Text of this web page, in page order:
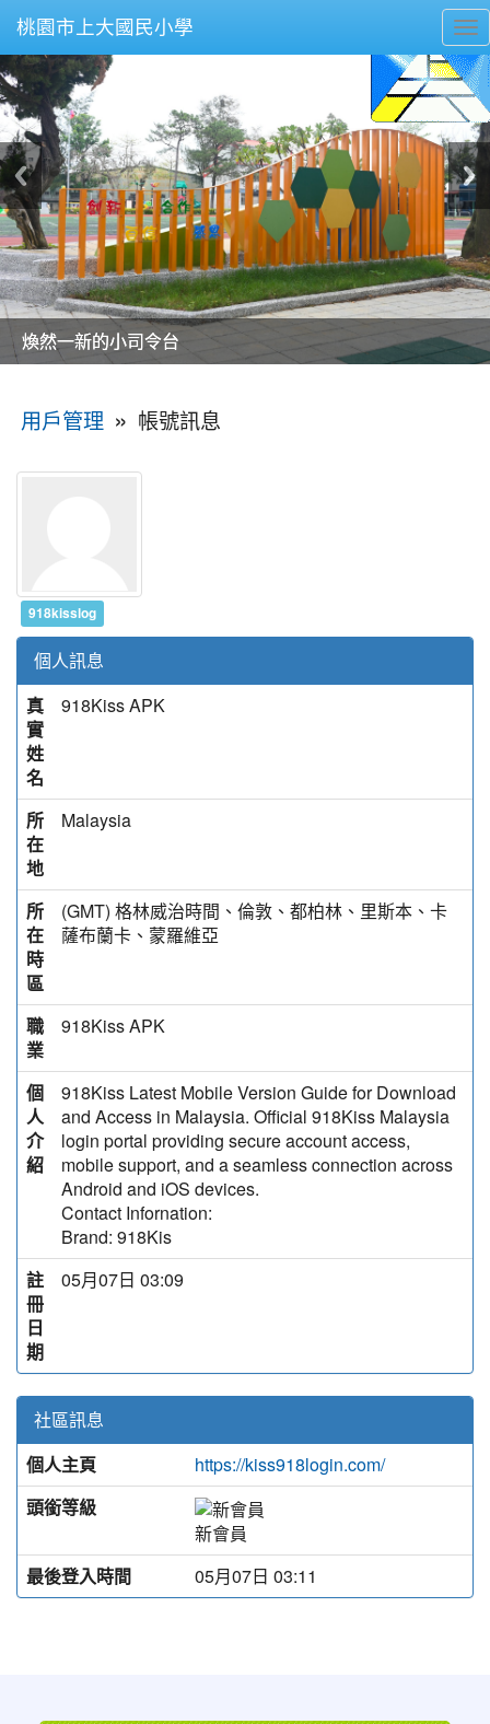
桃園市上大國民小學
美麗的操場是我們活力的來源
美麗的操場是我們活力的來源
煥然一新的小司令台
煥然一新的小司令台
富含桃園埤塘田園風光意象的中廊
富含桃園埤塘田園風光意象的中廊
嶄新的中庭廣場
嶄新的中庭廣場
水生池生生不息
水生池生生不息
用戶管理 » 帳號訊息
918kisslog
個人訊息
真
實
姓
名
918Kiss APK
所
在
地
Malaysia
所
在
時
區
(GMT) 格林威治時間、倫敦、都柏林、里斯本、卡
薩布蘭卡、蒙羅維亞
職
業
918Kiss APK
個
人
介
紹
918Kiss Latest Mobile Version Guide for Download
and Access in Malaysia. Official 918Kiss Malaysia
login portal providing secure account access,
mobile support, and a seamless connection across
Android and iOS devices.
Contact Infornation:
Brand: 918Kis
註
冊
日
期
05月07日 03:09
社區訊息
個人主頁
https://kiss918login.com/
頭銜等級
新會員
最後登入時間
05月07日 03:11